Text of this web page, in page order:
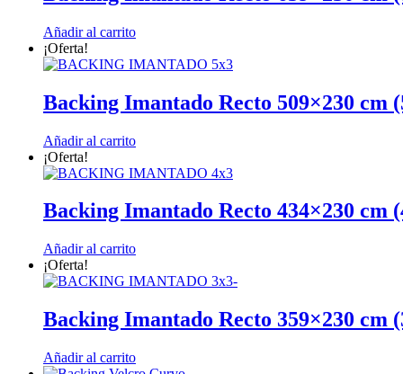
Añadir al carrito
¡Oferta!
Backing Imantado Recto 509×230 cm
Añadir al carrito
¡Oferta!
Backing Imantado Recto 434×230 cm
Añadir al carrito
¡Oferta!
Backing Imantado Recto 359×230 cm
Añadir al carrito